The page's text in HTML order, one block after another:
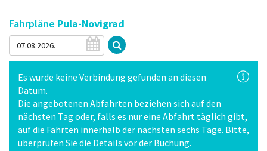
Fahrpläne Pula-Novigrad
Es wurde keine Verbindung gefunden an diesen
Datum.
Die angebotenen Abfahrten beziehen sich auf den
nächsten Tag oder, falls es nur eine Abfahrt täglich gibt,
auf die Fahrten innerhalb der nächsten sechs Tage. Bitte,
überprüfen Sie die Details vor der Buchung.